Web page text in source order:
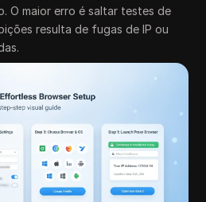
O maior erro é saltar testes de
resulta de fugas de IP ou